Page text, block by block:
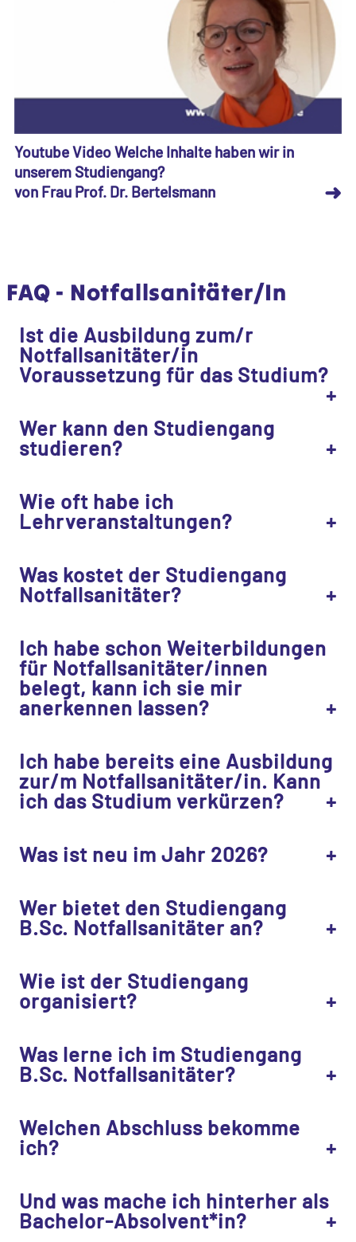
Youtube Video Welche Inhalte haben wir in
unserem Studiengang?
von Frau Prof. Dr. Bertelsmann
➜
FAQ - Notfallsanitäter/In
Ist die Ausbildung zum/r
Notfallsanitäter/in
Voraussetzung für das Studium?
Wer kann den Studiengang
studieren?
Wie oft habe ich
Lehrveranstaltungen?
Was kostet der Studiengang
Notfallsanitäter?
Ich habe schon Weiterbildungen
für Notfallsanitäter/innen
belegt, kann ich sie mir
anerkennen lassen?
Ich habe bereits eine Ausbildung
zur/m Notfallsanitäter/in. Kann
ich das Studium verkürzen?
Was ist neu im Jahr 2026?
Wer bietet den Studiengang
B.Sc. Notfallsanitäter an?
Wie ist der Studiengang
organisiert?
Was lerne ich im Studiengang
B.Sc. Notfallsanitäter?
Welchen Abschluss bekomme
ich?
Und was mache ich hinterher als
Bachelor-Absolvent*in?